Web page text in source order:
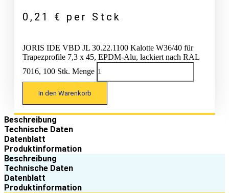
0,21 € per Stck
JORIS IDE VBD JL 30.22.1100 Kalotte W36/40 für
Trapezprofile 7,3 x 45, EPDM-Alu, lackiert nach RAL
7016, 100 Stk. Menge
In den Warenkorb
Beschreibung
Technische Daten
Datenblatt
Produktinformation
Beschreibung
Technische Daten
Datenblatt
Produktinformation